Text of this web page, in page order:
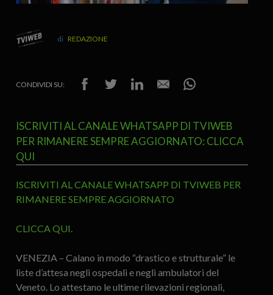
REDAZIONE
CONDIVIDI SU:
ISCRIVITI AL CANALE WHATSAPP DI TVIWEB
PER RIMANERE SEMPRE AGGIORNATO: CLICCA
QUI
ISCRIVITI AL CANALE WHATSAPP DI TVIWEB PER
RIMANERE SEMPRE AGGIORNATO
CLICCA QUI.
VENEZIA – Calano in modo “drastico e strutturale” le
liste d’attesa negli ospedali e negli ambulatori del
Veneto. Lo attestano le ultime rilevazioni regionali,